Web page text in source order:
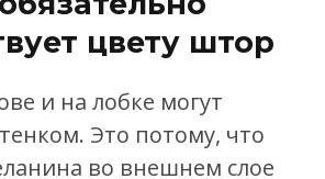
цвету штор
и на лобке могут
Это потому, что
во внешнем слое